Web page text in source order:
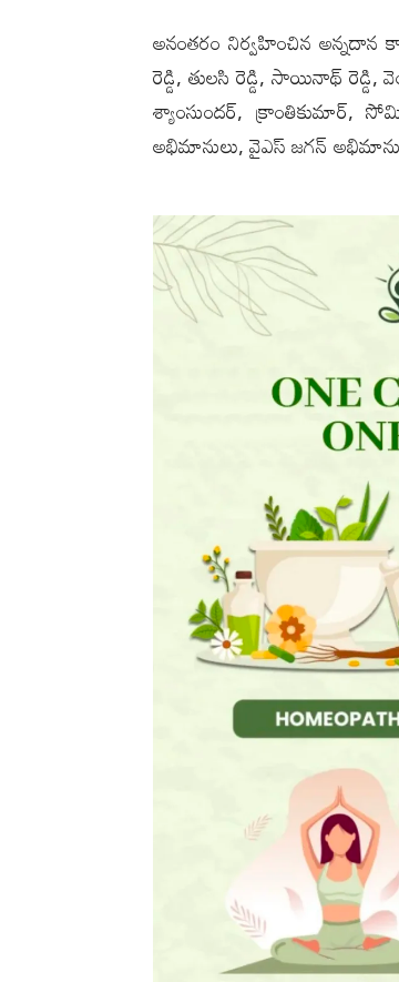
అనంతరం నిర్వహించిన
రెడ్డి, తులసి రెడ్డి, సాయినాథ్ రెడ్డి,
శ్యాంసుందర్, క్రాంతికుమార్,
అభిమానులు, వైఎస్ జగన్